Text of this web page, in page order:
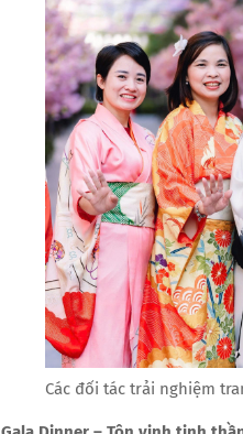
Các đối tác trải nghiệm